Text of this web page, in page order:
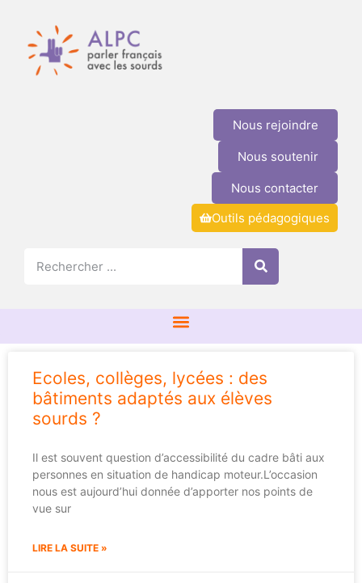
Nous rejoindre
Nous soutenir
Nous contacter
Outils pédagogiques
Ecoles, collèges, lycées : des
bâtiments adaptés aux élèves
sourds ?
Il est souvent question d’accessibilité du cadre bâti aux
personnes en situation de handicap moteur.L’occasion
nous est aujourd’hui donnée d’apporter nos points de
vue sur
LIRE LA SUITE »